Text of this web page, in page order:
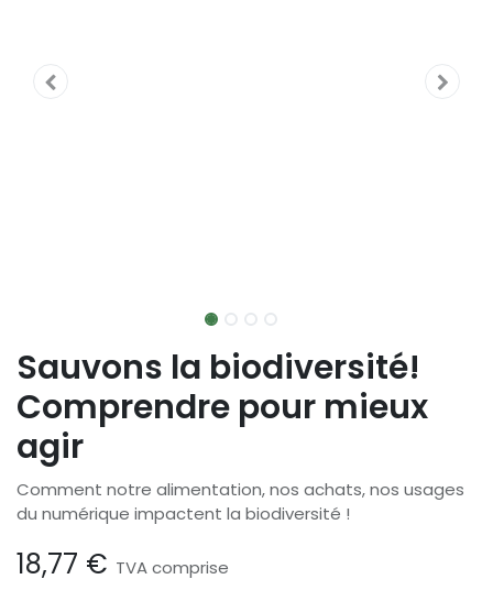
Sauvons la biodiversité!
Comprendre pour mieux
agir
Comment notre alimentation, nos achats, nos usages
du numérique impactent la biodiversité !
18,77 € TVA comprise